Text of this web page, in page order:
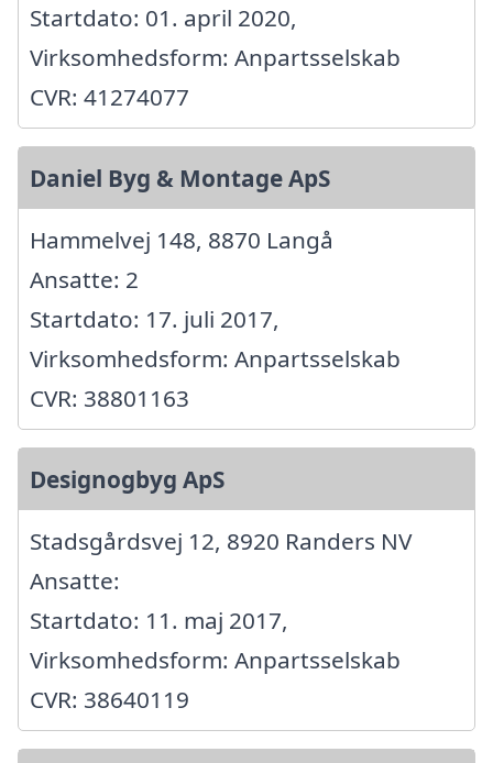
Startdato: 01. april 2020,
Virksomhedsform: Anpartsselskab
CVR: 41274077
Daniel Byg & Montage ApS
Hammelvej 148, 8870 Langå
Ansatte: 2
Startdato: 17. juli 2017,
Virksomhedsform: Anpartsselskab
CVR: 38801163
Designogbyg ApS
Stadsgårdsvej 12, 8920 Randers NV
Ansatte:
Startdato: 11. maj 2017,
Virksomhedsform: Anpartsselskab
CVR: 38640119